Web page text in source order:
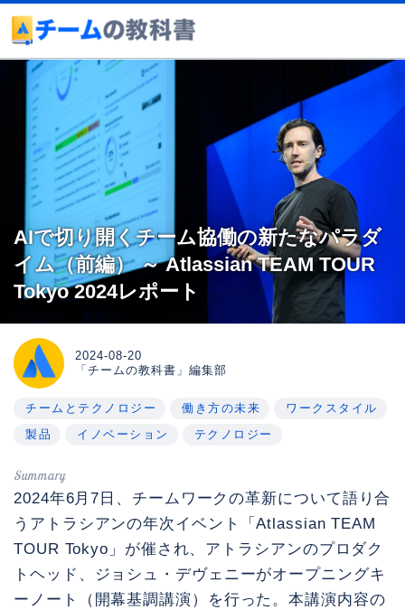
AIで切り開くチーム協働の新たなパラダ
イム（前編） ～ Atlassian TEAM TOUR
Tokyo 2024レポート
2024-08-20
「チームの教科書」編集部
チームとテクノロジー 働き方の未来
ワークスタイル
製品
イノベーション テクノロジー
2024年6月7日、チームワークの革新について語り合
うアトラシアンの年次イベント「Atlassian TEAM
TOUR Tokyo」が催され、アトラシアンのプロダク
トヘッド、ジョシュ・デヴェニーがオープニングキ
ーノート（開幕基調講演）を行った。本講演内容の